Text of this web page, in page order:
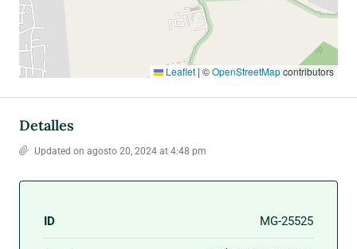
Leaflet | ©OpenStreetMapcontributors
Detalles
Updated on agosto 20, 2024 at 4:48 pm
ID MG-25525